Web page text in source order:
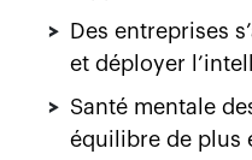
>
Des entreprises
et déployer
> Santé mentale
équilibre de plus